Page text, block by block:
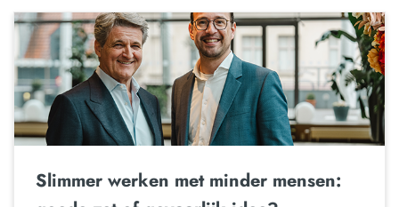
Slimmer werken met minder mensen: